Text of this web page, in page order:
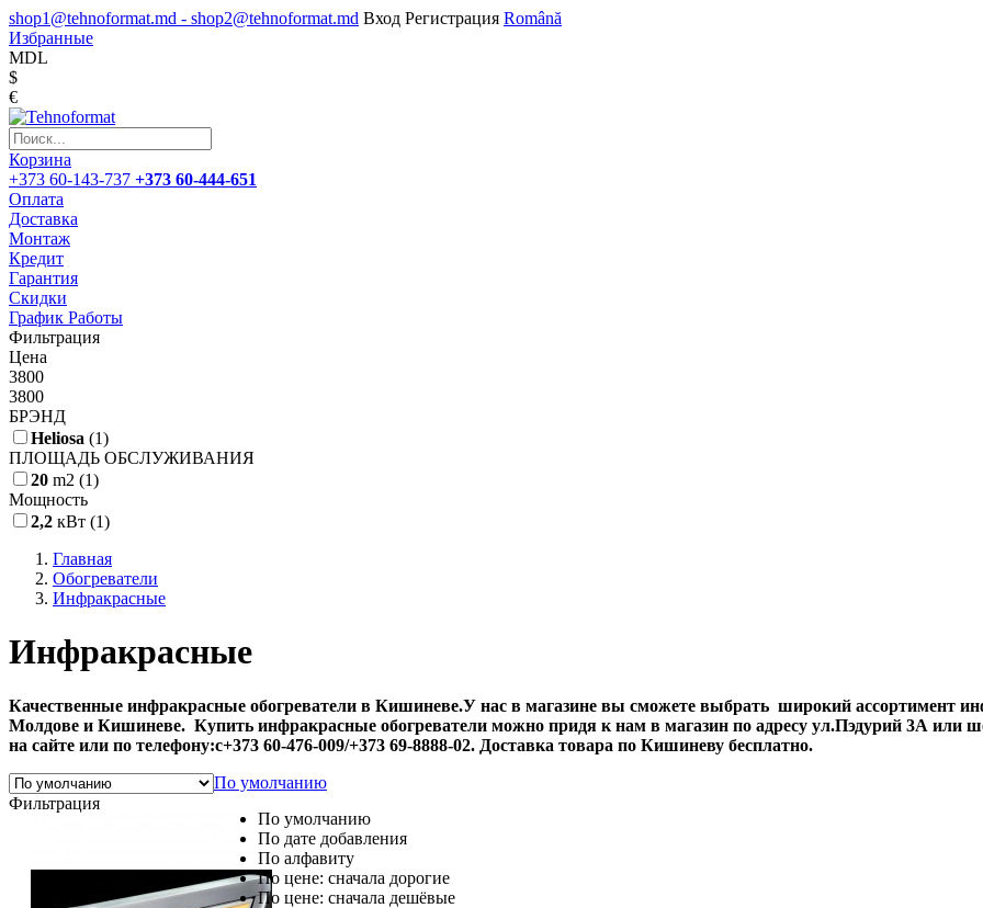
shop1@tehnoformat.md - shop2@tehnoformat.md Вход Регистрация Română
Избранные
MDL
$
€
Корзина
+373 60-143-737 +373 60-444-651
Оплата
Доставка
Монтаж
Кредит
Гарантия
Скидки
График Работы
Фильтрация
Цена
3800
3800
БРЭНД
Heliosa (1)
ПЛОЩАДЬ ОБСЛУЖИВАНИЯ
20 m2 (1)
Мощность
2,2 кВт (1)
Главная
Обогреватели
Инфракрасные
Инфракрасные
Качественные инфракрасные обогреватели в Кишиневе.У нас в магазине вы сможете выбрать широкий ассортимент
Молдове и Кишиневе. Купить инфракрасные обогреватели можно придя к нам в магазин по адресу ул.Пэдурий 3А или
на сайте или по телефону:с+373 60-476-009/+373 69-8888-02. Доставка товара по Кишиневу бесплатно.
По умолчанию
Фильтрация
По умолчанию
По дате добавления
По алфавиту
По цене: сначала дорогие
По цене: сначала дешёвые